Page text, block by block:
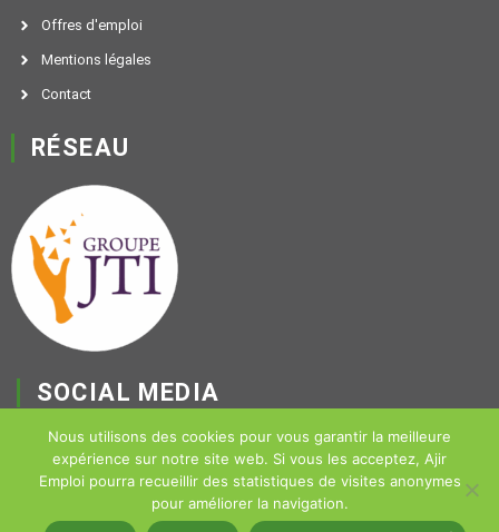
Offres d'emploi
Mentions légales
Contact
RÉSEAU
SOCIAL MEDIA
a
Nous utilisons des cookies pour vous garantir la meilleure
expérience sur notre site web. Si vous les acceptez, Ajir
Emploi pourra recueillir des statistiques de visites anonymes
pour améliorer la navigation.